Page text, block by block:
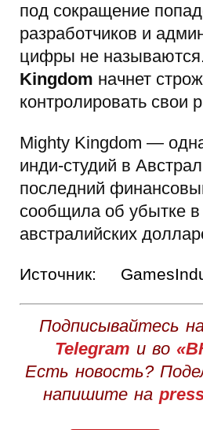
под сокращение
разработчиков и
цифры не
Kingdom начнет
контролировать свои
Mighty Kingdom —
инди-студий в
последний
сообщила об убытке
австралийских
Источник:
Подписывайтесь
Telegram и во
Есть новость?
напишите на